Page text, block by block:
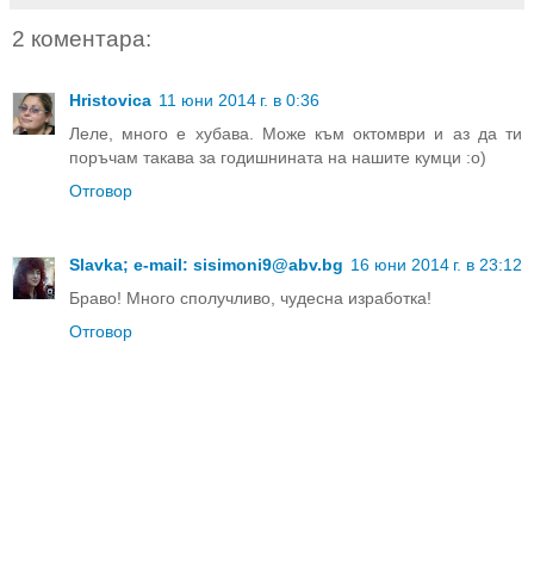
2 коментара:
Hristovica 11 юни 2014 г. в 0:36
Леле, много е хубава. Може към октомври и аз да ти
поръчам такава за годишнината на нашите кумци :о)
Отговор
Slavka; e-mail: sisimoni9@abv.bg 16 юни 2014 г. в 23:12
Браво! Много сполучливо, чудесна изработка!
Отговор